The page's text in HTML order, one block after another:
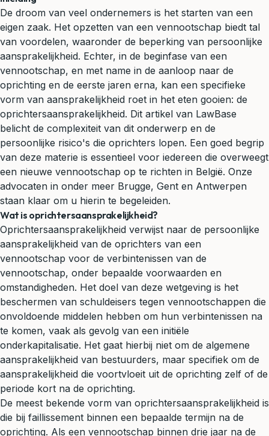
De droom van veel ondernemers is het starten van een
eigen zaak. Het opzetten van een vennootschap biedt tal
van voordelen, waaronder de beperking van persoonlijke
aansprakelijkheid. Echter, in de beginfase van een
vennootschap, en met name in de aanloop naar de
oprichting en de eerste jaren erna, kan een specifieke
vorm van aansprakelijkheid roet in het eten gooien: de
oprichtersaansprakelijkheid. Dit artikel van LawBase
belicht de complexiteit van dit onderwerp en de
persoonlijke risico's die oprichters lopen. Een goed begrip
van deze materie is essentieel voor iedereen die overweegt
een nieuwe vennootschap op te richten in België. Onze
advocaten in onder meer Brugge, Gent en Antwerpen
staan klaar om u hierin te begeleiden.
Wat is oprichtersaansprakelijkheid?
Oprichtersaansprakelijkheid verwijst naar de persoonlijke
aansprakelijkheid van de oprichters van een
vennootschap voor de verbintenissen van de
vennootschap, onder bepaalde voorwaarden en
omstandigheden. Het doel van deze wetgeving is het
beschermen van schuldeisers tegen vennootschappen die
onvoldoende middelen hebben om hun verbintenissen na
te komen, vaak als gevolg van een initiële
onderkapitalisatie. Het gaat hierbij niet om de algemene
aansprakelijkheid van bestuurders, maar specifiek om de
aansprakelijkheid die voortvloeit uit de oprichting zelf of de
periode kort na de oprichting.
De meest bekende vorm van oprichtersaansprakelijkheid is
die bij faillissement binnen een bepaalde termijn na de
oprichting. Als een vennootschap binnen drie jaar na de